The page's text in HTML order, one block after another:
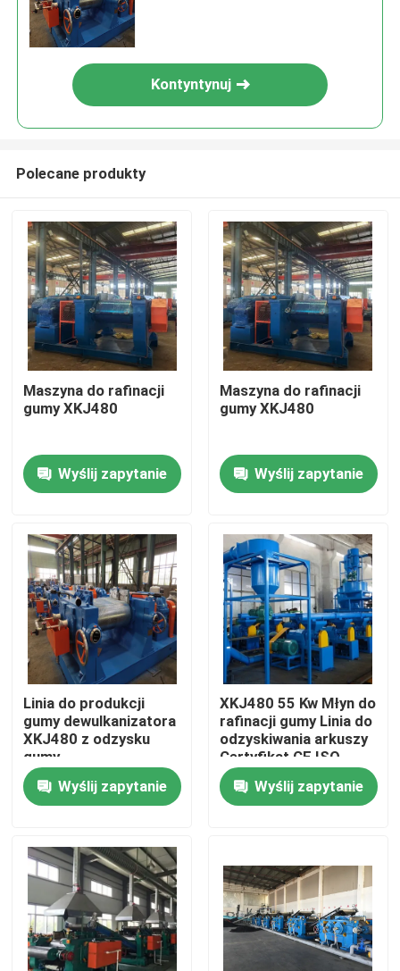
Dom
Filmy
O nas
Wycieczka po fabryce
Kontrola jakości
Skontaktuj się z nami
Aktualności
Poprosić o wycenę
Maszyna do obróbki gumy
Kontyntynuj
Polecane produkty
Maszyna do rafinacji
gumy XKJ480
Wyślij zapytanie
Maszyna do rafinacji
gumy XKJ480
Wyślij zapytanie
Linia do produkcji
gumy dewulkanizatora
XKJ480 z odzysku
gumy
Wyślij zapytanie
XKJ480 55 Kw Młyn do
rafinacji gumy Linia do
odzyskiwania arkuszy
Certyfikat CE ISO
Wyślij zapytanie